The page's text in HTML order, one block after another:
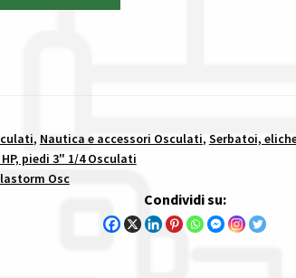
, Nautica e accessori Osculati, Serbatoi,
piedi 3" 1/4 Osculati
Osc
Condividi su: